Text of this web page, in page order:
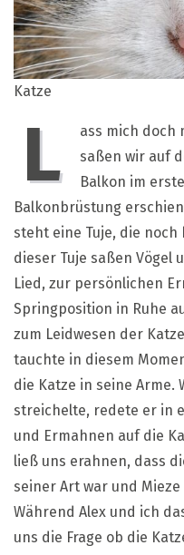
Katze
L
ass mich doch
saßen wir auf
Balkon im
Balkonbrüstung
steht eine Tuje, die
dieser Tuje saßen Vögel
Lied, zur persönlichen
Springposition in Ruhe
zum Leidwesen der
tauchte in diesem
die Katze in seine Arme.
streichelte, redete er in
und Ermahnen auf die
ließ uns erahnen, dass
seiner Art war und
Während Alex und ich
uns die Frage ob die